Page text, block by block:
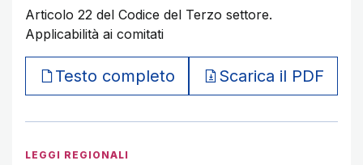
Articolo 22 del Codice del Terzo settore.
Applicabilità ai comitati
Testo completo Scarica il PDF
LEGGI REGIONALI